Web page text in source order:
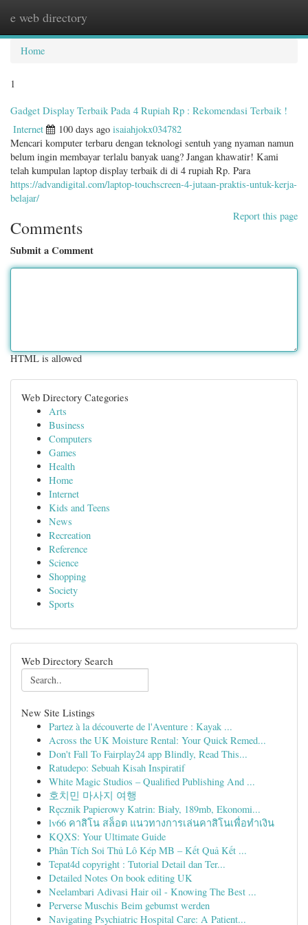
e web directory
Home
1
Gadget Display Terbaik Pada 4 Rupiah Rp : Rekomendasi Terbaik !
Internet 100 days ago isaiahjokx034782
Mencari komputer terbaru dengan teknologi sentuh yang nyaman namun
belum ingin membayar terlalu banyak uang? Jangan khawatir! Kami
telah kumpulan laptop display terbaik di di 4 rupiah Rp. Para
https://advandigital.com/laptop-touchscreen-4-jutaan-praktis-untuk-kerja-
belajar/
Report this page
Comments
Submit a Comment
HTML is allowed
Web Directory Categories
Arts
Business
Computers
Games
Health
Home
Internet
Kids and Teens
News
Recreation
Reference
Science
Shopping
Society
Sports
Web Directory Search
New Site Listings
Partez à la découverte de l'Aventure : Kayak ...
Across the UK Moisture Rental: Your Quick Remed...
Don't Fall To Fairplay24 app Blindly, Read This...
Ratudepo: Sebuah Kisah Inspiratif
White Magic Studios – Qualified Publishing And ...
호치민 마사지 여행
Ręcznik Papierowy Katrin: Biały, 189mb, Ekonomi...
lv66 คาสิโน สล็อต แนวทางการเล่นคาสิโนเพื่อทำเงิน
KQXS: Your Ultimate Guide
Phân Tích Soi Thủ Lô Kép MB – Kết Quả Kết ...
Tepat4d copyright : Tutorial Detail dan Ter...
Detailed Notes On book editing UK
Neelambari Adivasi Hair oil - Knowing The Best ...
Perverse Muschis Beim gebumst werden
Navigating Psychiatric Hospital Care: A Patient...